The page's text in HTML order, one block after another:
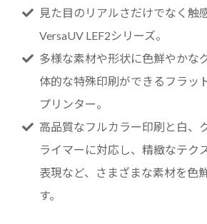
見た目のリアルさだけでなく触
VersaUV LEF2シリーズ。
多様な素材や形状に色鮮やかな
体的な特殊印刷ができるフラッ
プリンター。
高品質なフルカラー印刷と白、
ライマーに対応し、精緻なテク
表現など、さまざまな素材を色
す。